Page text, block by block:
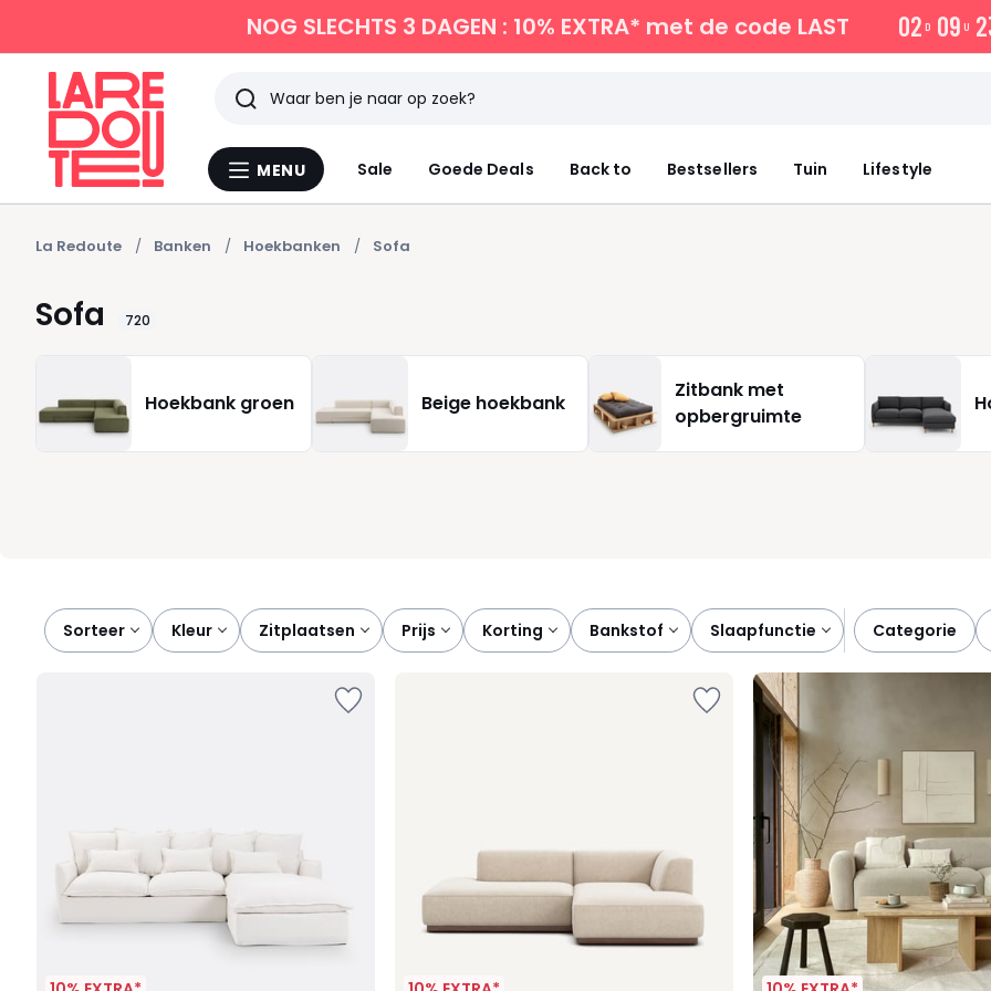
NOG SLECHTS 3 DAGEN : 10% EXTRA* met de code LAST 02 D 09 U 2
Menu
MENU Sale Goede Deals Back to Bestsellers Tuin Lifestyle
Zoeken
Laatst
bekeken
La Redoute Banken Hoekbanken Sofa
Sofa 720
Hoekbank groen Beige hoekbank
Zitbank met
opbergruimte
Sorteer
kleur zitplaatsen prijs korting bankstof slaapfunctie categorie